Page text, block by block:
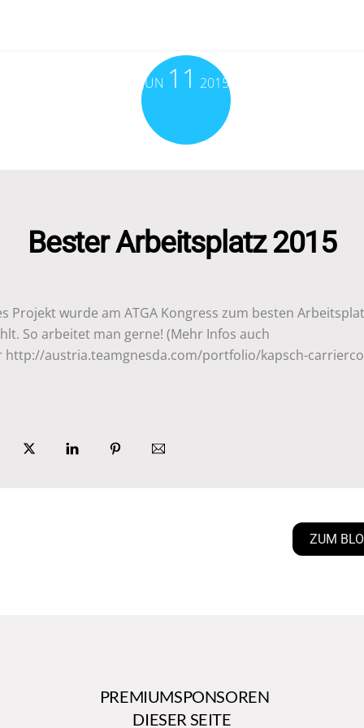
JUN 11 2015
Bester Arbeitsplatz 2015
Projekt wurde am ATGA Kongress zum besten
So arbeitet man gerne! (Mehr Infos auch
http://austria.teamgnesda.com/portfolio/kapsch-
ZUM
PREMIUMSPONSOREN
DIESER SEITE